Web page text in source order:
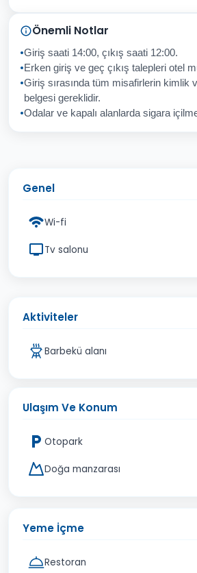
Sorunuz
Önemli Notlar
Giriş saati 14:00, çıkış saati 12:00.
Erken giriş ve geç çıkış talepleri otel
Giriş sırasında tüm misafirlerin kimlik
belgesi gereklidir.
Odalar ve kapalı alanlarda sigara
Genel
Wi-fi
Tv salonu
Aktiviteler
Barbekü alanı
Ulaşım Ve Konum
Otopark
Doğa manzarası
Yeme İçme
Restoran